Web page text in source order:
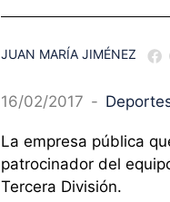
JUAN MARÍA JIMÉNEZ
16/02/2017 -
La empresa pública
patrocinador del
Tercera División.